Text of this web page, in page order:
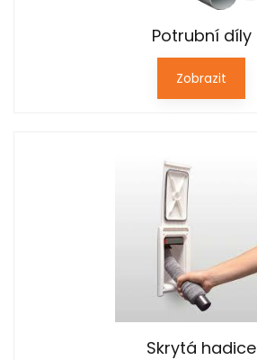
Potrubní díly
Zobrazit
Skrytá hadice